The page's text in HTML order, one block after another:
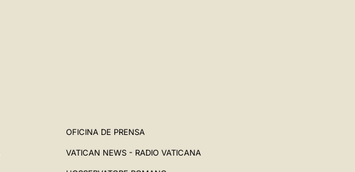
OFICINA DE PRENSA
VATICAN NEWS - RADIO VATICANA